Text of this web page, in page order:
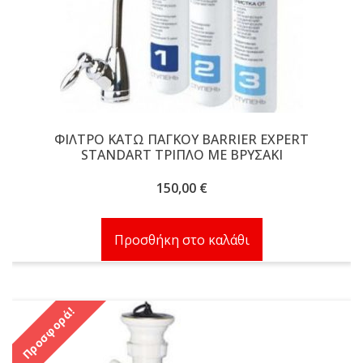
ΦΙΛΤΡΟ ΚΑΤΩ ΠΑΓΚΟΥ BARRIER EXPERT
STANDART ΤΡΙΠΛΟ ΜΕ ΒΡΥΣΑΚΙ
150,00 €
Προσθήκη στο καλάθι
Προσφορά!